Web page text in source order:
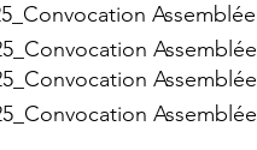
Assemblée
Assemblée
Assemblée
Assemblée